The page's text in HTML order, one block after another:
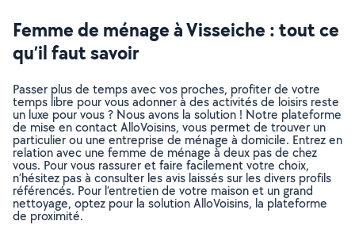
Femme de ménage à Visseiche : tout ce
qu’il faut savoir
Passer plus de temps avec vos proches, profiter de votre
temps libre pour vous adonner à des activités de loisirs reste
un luxe pour vous ? Nous avons la solution ! Notre plateforme
de mise en contact AlloVoisins, vous permet de trouver un
particulier ou une entreprise de ménage à domicile. Entrez en
relation avec une femme de ménage à deux pas de chez
vous. Pour vous rassurer et faire facilement votre choix,
n’hésitez pas à consulter les avis laissés sur les divers profils
référencés. Pour l’entretien de votre maison et un grand
nettoyage, optez pour la solution AlloVoisins, la plateforme
de proximité.